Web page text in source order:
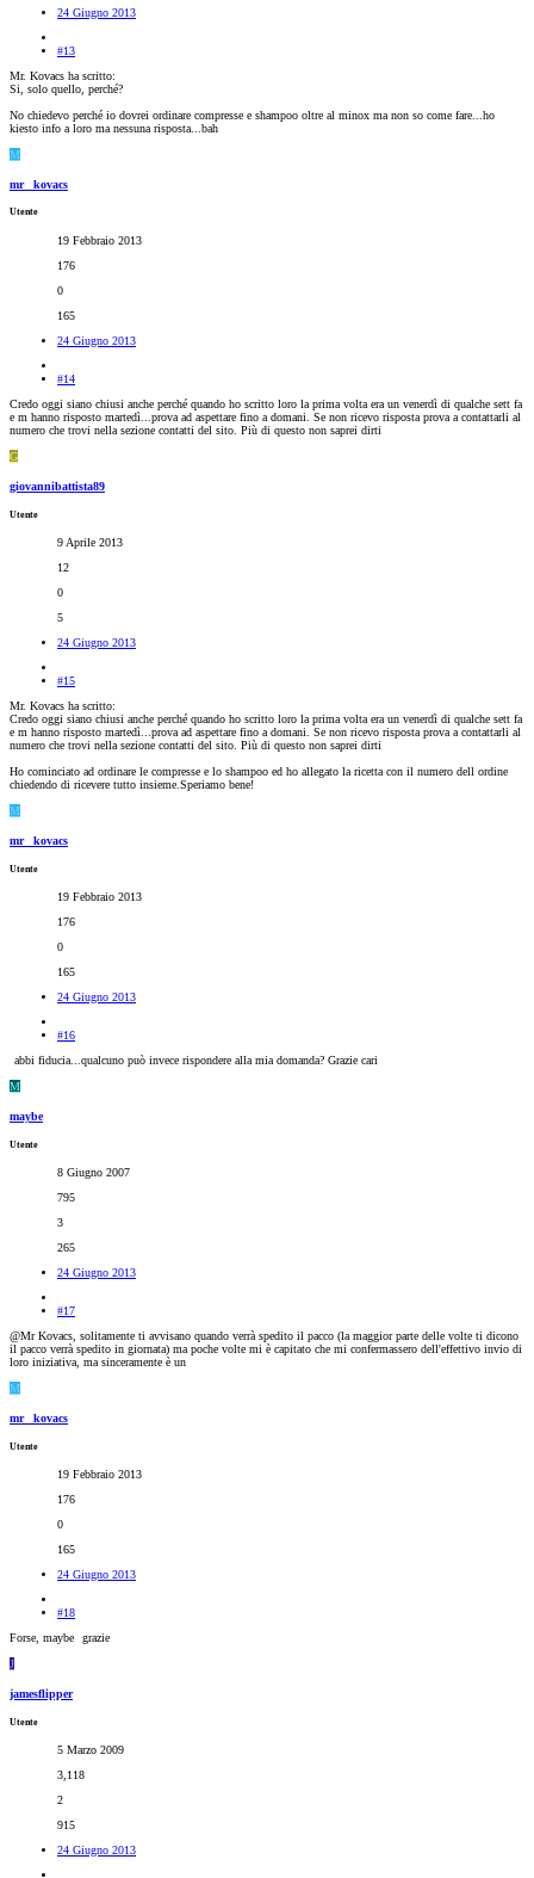
24 Giugno 2013
#13
Mr. Kovacs ha scritto:
Si, solo quello, perché?
No chiedevo perché io dovrei ordinare compresse e shampoo oltre al minox ma non so come fare...ho
kiesto info a loro ma nessuna risposta...bah
M
mr_ kovacs
Utente
19 Febbraio 2013
176
0
165
24 Giugno 2013
#14
Credo oggi siano chiusi anche perché quando ho scritto loro la prima volta era un venerdì di qualche sett fa
e m hanno risposto martedì...prova ad aspettare fino a domani. Se non ricevo risposta prova a contattarli al
numero che trovi nella sezione contatti del sito. Più di questo non saprei dirti
G
giovannibattista89
Utente
9 Aprile 2013
12
0
5
24 Giugno 2013
#15
Mr. Kovacs ha scritto:
Credo oggi siano chiusi anche perché quando ho scritto loro la prima volta era un venerdì di qualche sett fa
e m hanno risposto martedì...prova ad aspettare fino a domani. Se non ricevo risposta prova a contattarli al
numero che trovi nella sezione contatti del sito. Più di questo non saprei dirti
Ho cominciato ad ordinare le compresse e lo shampoo ed ho allegato la ricetta con il numero dell ordine
chiedendo di ricevere tutto insieme.Speriamo bene!
M
mr_ kovacs
Utente
19 Febbraio 2013
176
0
165
24 Giugno 2013
#16
abbi fiducia...qualcuno può invece rispondere alla mia domanda? Grazie cari
M
maybe
Utente
8 Giugno 2007
795
3
265
24 Giugno 2013
#17
@Mr Kovacs, solitamente ti avvisano quando verrà spedito il pacco (la maggior parte delle volte ti dicono
il pacco verrà spedito in giornata) ma poche volte mi è capitato che mi confermassero dell'effettivo invio di
loro iniziativa, ma sinceramente è un
M
mr_ kovacs
Utente
19 Febbraio 2013
176
0
165
24 Giugno 2013
#18
Forse, maybe
grazie
J
jamesflipper
Utente
5 Marzo 2009
3,118
2
915
24 Giugno 2013